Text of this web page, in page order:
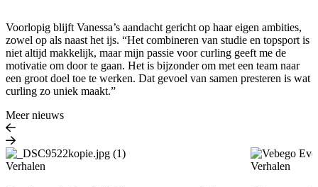
Voorlopig blijft Vanessa’s aandacht gericht op haar eigen ambities,
zowel op als naast het ijs. “Het combineren van studie en topsport is
niet altijd makkelijk, maar mijn passie voor curling geeft me de
motivatie om door te gaan. Het is bijzonder om met een team naar
een groot doel toe te werken. Dat gevoel van samen presteren is wat
curling zo uniek maakt.”
Meer nieuws
Verhalen Verhalen